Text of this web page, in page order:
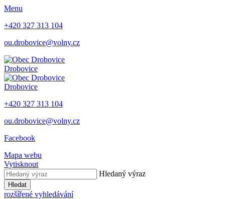
Menu
+420 327 313 104
ou.drobovice@volny.cz
Drobovice
Drobovice
+420 327 313 104
ou.drobovice@volny.cz
Facebook
Mapa webu
Vytisknout
Hledaný výraz
Hledat
rozšířené vyhledávání